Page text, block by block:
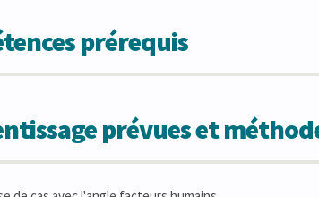
prérequis
prévues et